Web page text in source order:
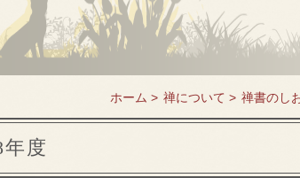
ホーム > 禅について > 禅書のし
度